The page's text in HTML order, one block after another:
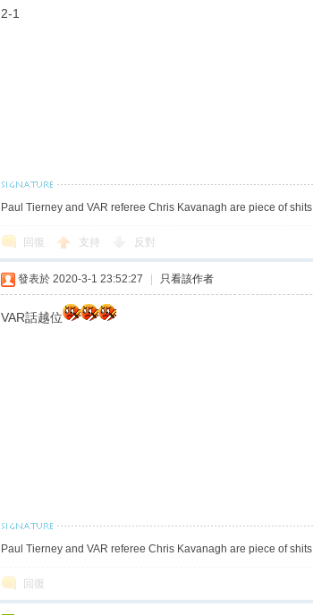
2-1
Paul Tierney and VAR referee Chris Kavanagh are piece of shits
回復 支持 反對
發表於 2020-3-1 23:52:27 只看該作者
VAR話越位
Paul Tierney and VAR referee Chris Kavanagh are piece of shits
回復